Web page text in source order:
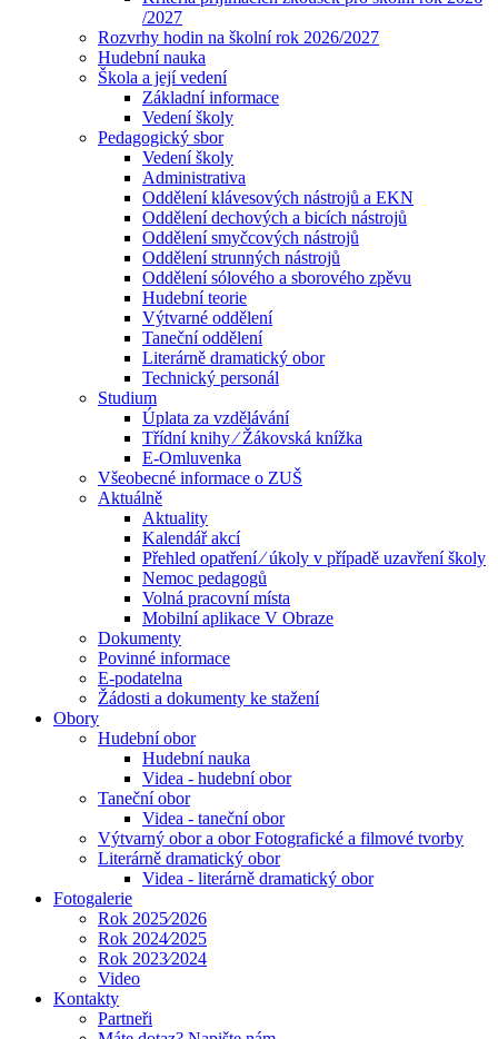
/2027
Rozvrhy hodin na školní rok 2026/2027
Hudební nauka
Škola a její vedení
Základní informace
Vedení školy
Pedagogický sbor
Vedení školy
Administrativa
Oddělení klávesových nástrojů a EKN
Oddělení dechových a bicích nástrojů
Oddělení smyčcových nástrojů
Oddělení strunných nástrojů
Oddělení sólového a sborového zpěvu
Hudební teorie
Výtvarné oddělení
Taneční oddělení
Literárně dramatický obor
Technický personál
Studium
Úplata za vzdělávání
Třídní knihy ⁄ Žákovská knížka
E-Omluvenka
Všeobecné informace o ZUŠ
Aktuálně
Aktuality
Kalendář akcí
Přehled opatření ⁄ úkoly v případě uzavření školy
Nemoc pedagogů
Volná pracovní místa
Mobilní aplikace V Obraze
Dokumenty
Povinné informace
E-podatelna
Žádosti a dokumenty ke stažení
Obory
Hudební obor
Hudební nauka
Videa - hudební obor
Taneční obor
Videa - taneční obor
Výtvarný obor a obor Fotografické a filmové tvorby
Literárně dramatický obor
Videa - literárně dramatický obor
Fotogalerie
Rok 2025⁄2026
Rok 2024⁄2025
Rok 2023⁄2024
Video
Kontakty
Partneři